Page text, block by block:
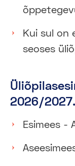
Kui sul on
seoses
2026/
Esimees -